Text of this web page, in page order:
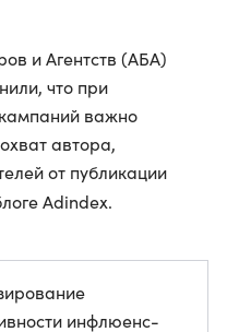
и Агентств (АБА)
что при
важно
автора,
от публикации
Adindex.
инфлюенс-